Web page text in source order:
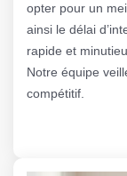
opter pour un
ainsi le délai
rapide et
Notre équipe
compétitif.